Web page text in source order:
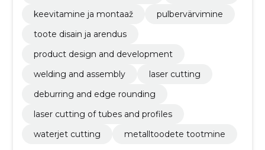
keevitamine ja montaaž
pulbervärvimine
toote disain ja arendus
product design and development
welding and assembly
laser cutting
deburring and edge rounding
laser cutting of tubes and profiles
waterjet cutting
metalltoodete tootmine